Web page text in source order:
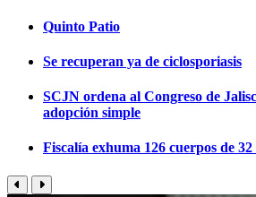
Quinto Patio
Se recuperan ya de ciclosporiasis
SCJN ordena al Congreso de
adopción simple
Fiscalía exhuma 126 cuerpos de 32